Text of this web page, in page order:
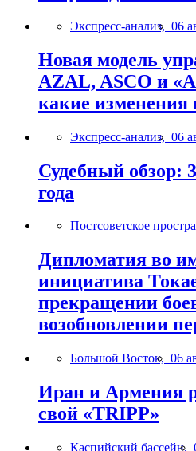
Экспресс-анализ, 06
Новая модель
AZAL, ASCO и
какие изменения
Экспресс-анализ, 06
Судебный обзор:
года
Постсоветское
Дипломатия во
инициатива
прекращении
возобновлении
Большой Восток, 06
Иран и Армения
свой «TRIPP»
Каспийский бассейн,